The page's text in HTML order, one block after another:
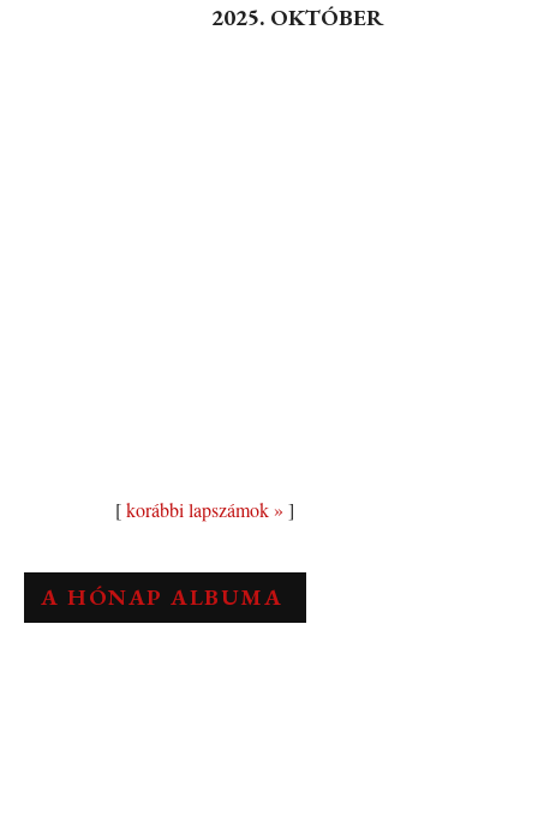
2025. OKTÓBER
[korábbi lapszámok » ]
A HÓNAP ALBUMA